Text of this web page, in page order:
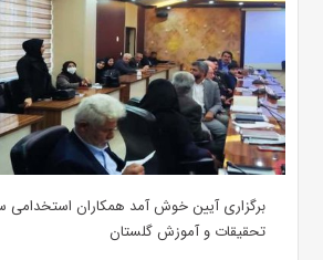
تحقیقات و آموزش گلستان